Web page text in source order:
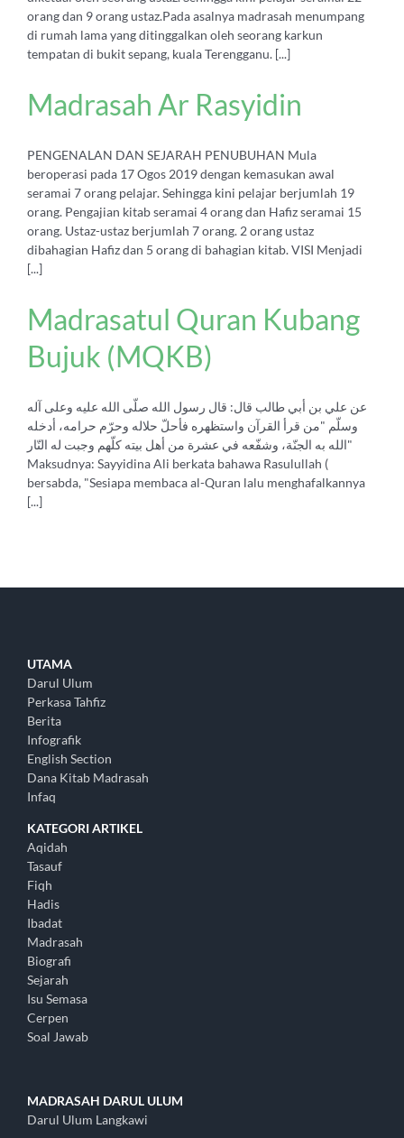
orang dan 9 orang ustaz.Pada asalnya madrasah menumpang
di rumah lama yang ditinggalkan oleh seorang karkun
tempatan di bukit sepang, kuala Terengganu. [...]
Madrasah Ar Rasyidin
PENGENALAN DAN SEJARAH PENUBUHAN Mula
beroperasi pada 17 Ogos 2019 dengan kemasukan awal
seramai 7 orang pelajar. Sehingga kini pelajar berjumlah 19
orang. Pengajian kitab seramai 4 orang dan Hafiz seramai 15
orang. Ustaz-ustaz berjumlah 7 orang. 2 orang ustaz
dibahagian Hafiz dan 5 orang di bahagian kitab. VISI Menjadi
[...]
Madrasatul Quran Kubang
Bujuk (MQKB)
عن علي بن أبي طالب قال: قال رسول الله صلّى الله عليه وعلى آله
وسلّم "من قرأ القرآن واستظهره فأحلّ حلاله وحرّم حرامه، أدخله
الله به الجنّة، وشفّعه في عشرة من أهل بيته كلّهم وجبت له النّار"
Maksudnya: Sayyidina Ali berkata bahawa Rasulullah (
bersabda, "Sesiapa membaca al-Quran lalu menghafalkannya
[...]
UTAMA
Darul Ulum
Perkasa Tahfiz
Berita
Infografik
English Section
Dana Kitab Madrasah
Infaq
KATEGORI ARTIKEL
Aqidah
Tasauf
Fiqh
Hadis
Ibadat
Madrasah
Biografi
Sejarah
Isu Semasa
Cerpen
Soal Jawab
MADRASAH DARUL ULUM
Darul Ulum Langkawi